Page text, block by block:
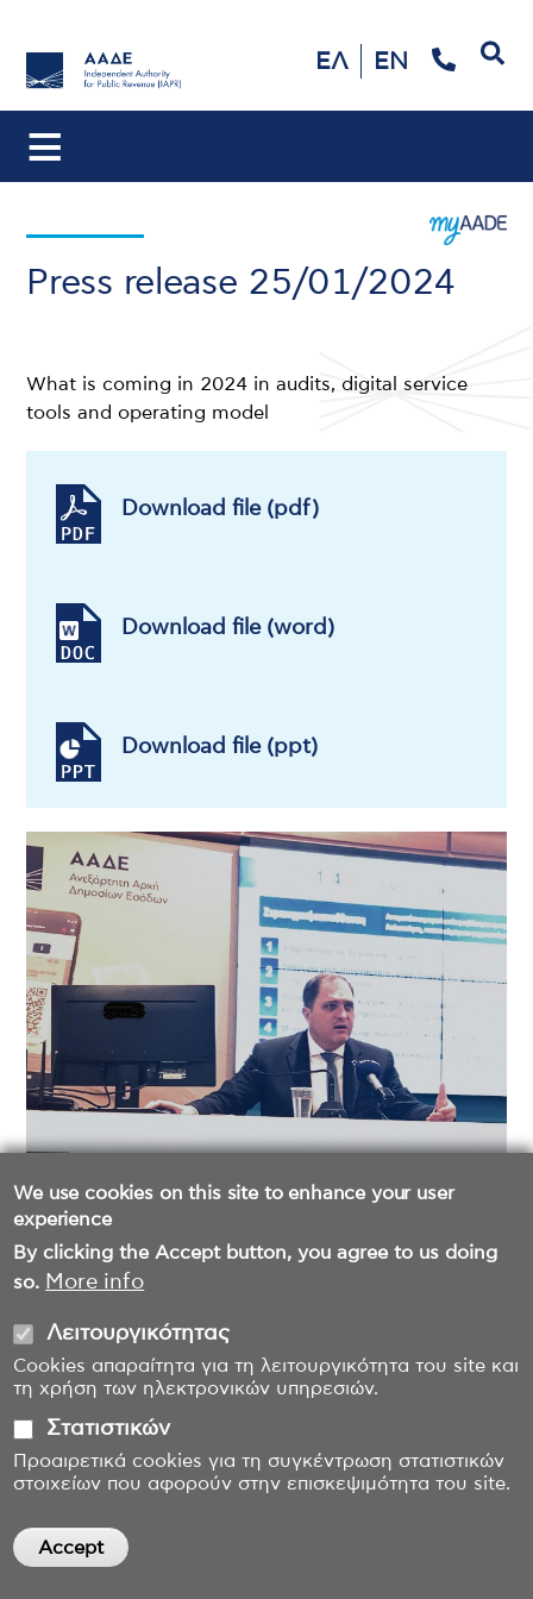
We use cookies on this site to enhance your user
experience
By clicking the Accept button, you agree to us doing
so. More info
Λειτουργικότητας
Cookies απαραίτητα για τη λειτουργικότητα του site και
τη χρήση των ηλεκτρονικών υπηρεσιών.
Στατιστικών
Προαιρετικά cookies για τη συγκέντρωση στατιστικών
στοιχείων που αφορούν στην επισκεψιμότητα του site.
Accept
ΕΛ EN
Press release 25/01/2024
What is coming in 2024 in audits, digital service
tools and operating model
Download file (pdf)
Download file (word)
Download file (ppt)